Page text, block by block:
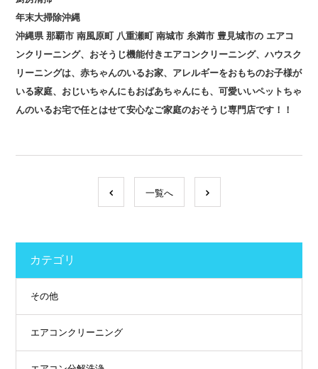
年末大掃除沖縄
沖縄県 那覇市 南風原町 八重瀬町 南城市 糸満市 豊見城市の エアコ
ンクリーニング、おそうじ機能付きエアコンクリーニング、ハウスク
リーニングは、赤ちゃんのいるお家、アレルギーをおもちのお子様が
いる家庭、おじいちゃんにもおばあちゃんにも、可愛いいペットちゃ
んのいるお宅で任とはせて安心なご家庭のおそうじ専門店です！！
一覧へ
カテゴリ
その他
エアコンクリーニング